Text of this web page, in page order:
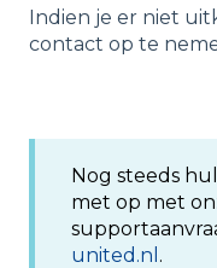
Indien je er niet
contact op te
Nog steeds
met op met
united.nl .